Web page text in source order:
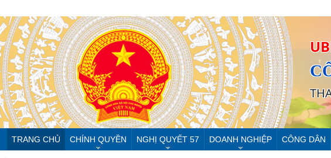
TRANG CHỦ CHÍNH QUYỀN NGHỊ QUYẾT 57 DOANH NGHIỆP CÔNG DÂN